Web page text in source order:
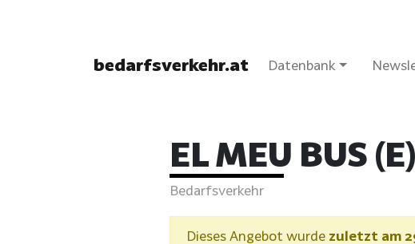
bedarfsverkehr.at Datenbank
EL MEU BUS (E)
Bedarfsverkehr
Dieses Angebot wurde zuletzt am